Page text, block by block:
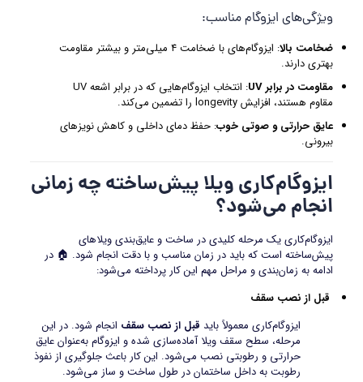
ویژگی‌های ایزوگام مناسب:
ضخامت بالا
: ایزوگام‌های با ضخامت ۴ میلی‌متر و بیشتر مقاومت
بهتری دارند.
مقاومت در برابرUV
: انتخاب ایزوگام‌هایی که در برابر اشعه UV
مقاوم هستند، افزایش longevity را تضمین می‌کند.
عایق حرارتی و صوتی خوب: حفظ دمای داخلی و کاهش نویزهای
بیرونی.
ایزوگام‌کاری ویلا پیش‌ساخته چه زمانی
انجام می‌شود؟
ایزوگام‌کاری یک مرحله کلیدی در ساخت و عایق‌بندی ویلاهای
پیش‌ساخته است که باید در زمان مناسب و با دقت انجام شود. 🏠 در
ادامه به زمان‌بندی و مراحل مهم این کار پرداخته می‌شود:
قبل از نصب سقف
ایزوگام‌کاری معمولاً باید قبل از نصب سقف انجام شود. در این
مرحله، سطح سقف ویلا آماده‌سازی شده و ایزوگام به‌عنوان عایق
حرارتی و رطوبتی نصب می‌شود. این کار باعث جلوگیری از نفوذ
رطوبت به داخل ساختمان در طول ساخت و ساز می‌شود.